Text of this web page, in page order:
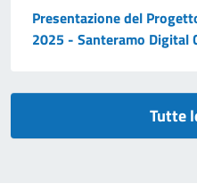
Presentazione del
2025 - Santeramo Digital
Tutte